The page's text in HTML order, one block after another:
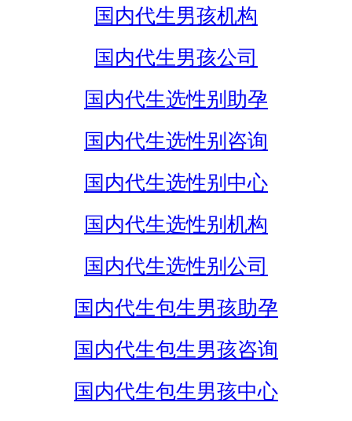
国内代生男孩机构
国内代生男孩公司
国内代生选性别助孕
国内代生选性别咨询
国内代生选性别中心
国内代生选性别机构
国内代生选性别公司
国内代生包生男孩助孕
国内代生包生男孩咨询
国内代生包生男孩中心